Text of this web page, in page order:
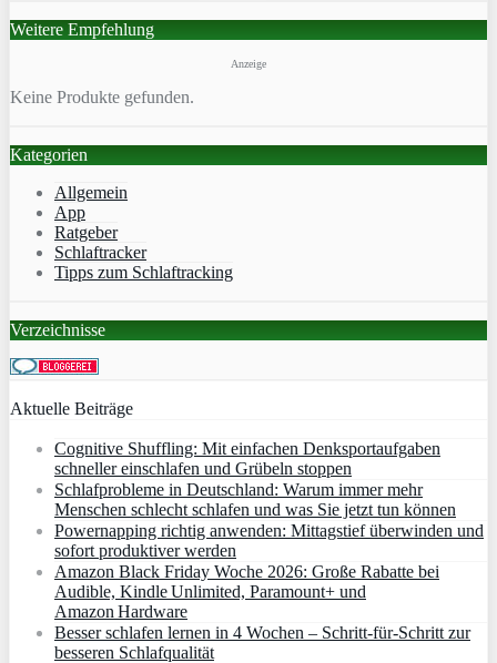
Weitere Empfehlung
Anzeige
Keine Produkte gefunden.
Kategorien
Allgemein
App
Ratgeber
Schlaftracker
Tipps zum Schlaftracking
Verzeichnisse
Aktuelle Beiträge
Cognitive Shuffling: Mit einfachen Denksportaufgaben
schneller einschlafen und Grübeln stoppen
Schlafprobleme in Deutschland: Warum immer mehr
Menschen schlecht schlafen und was Sie jetzt tun können
Powernapping richtig anwenden: Mittagstief überwinden und
sofort produktiver werden
Amazon Black Friday Woche 2026: Große Rabatte bei
Audible, Kindle Unlimited, Paramount+ und
Amazon Hardware
Besser schlafen lernen in 4 Wochen – Schritt‑für‑Schritt zur
besseren Schlafqualität